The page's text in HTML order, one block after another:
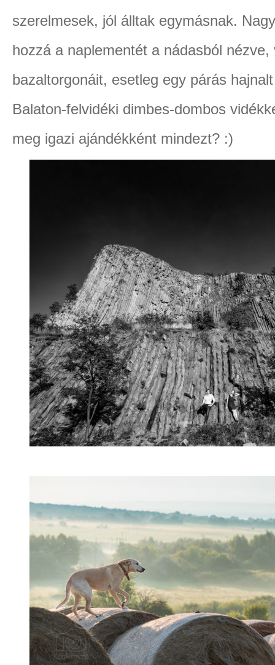
szerelmesek, jól álltak egymásnak.
hozzá a naplementét a nádasból
bazaltorgonáit, esetleg egy párás
Balaton-felvidéki dimbes-dombos
meg igazi ajándékként mindezt? :)